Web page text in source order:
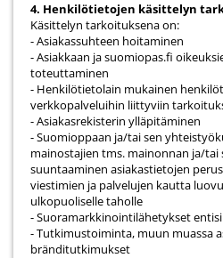
4. Henkilötietojen käsittelyn
Käsittelyn tarkoituksena on:
- Asiakassuhteen hoitaminen
- Asiakkaan ja suomiopas.fi
toteuttaminen
- Henkilötietolain mukainen
verkkopalveluihin liittyviin
- Asiakasrekisterin ylläpitäminen
- Suomioppaan ja/tai sen
mainostajien tms. mainonnan ja/
suuntaaminen asiakastietojen
viestimien ja palvelujen kautta
ulkopuoliselle taholle
- Suoramarkkinointilähetykset
- Tutkimustoiminta, muun muassa
bränditutkimukset